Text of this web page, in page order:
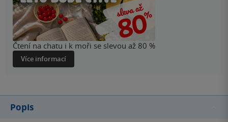
Čtení na chatu i k moři se slevou až 80 %
Více informací
Popis